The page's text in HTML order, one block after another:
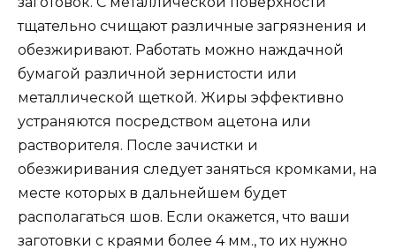
тщательно счищают различные загрязнения и
обезжиривают. Работать можно наждачной
бумагой различной зернистости или
металлической щеткой. Жиры эффективно
устраняются посредством ацетона или
растворителя. После зачистки и
обезжиривания следует заняться кромками, на
месте которых в дальнейшем будет
располагаться шов. Если окажется, что ваши
заготовки с краями более 4 мм., то их нужно